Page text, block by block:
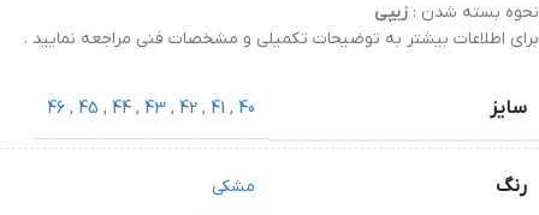
نحوه بسته شدن : زیپی
برای اطلاعات بیشتر به توضیحات تکمیلی و مشخصات فنی مراجعه نمایید .
سایز 40
,
41
,
42
,
43
,
44
,
45
,
46
رنگ مشکی